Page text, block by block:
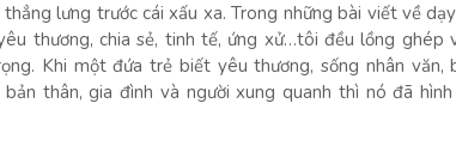
lưng trước cái xấu xa. Trong những bài viết về
thương, chia sẻ, tinh tế, ứng xử…tôi đều lồng
Khi một đứa trẻ biết yêu thương, sống nhân văn,
bản thân, gia đình và người xung quanh thì nó đã